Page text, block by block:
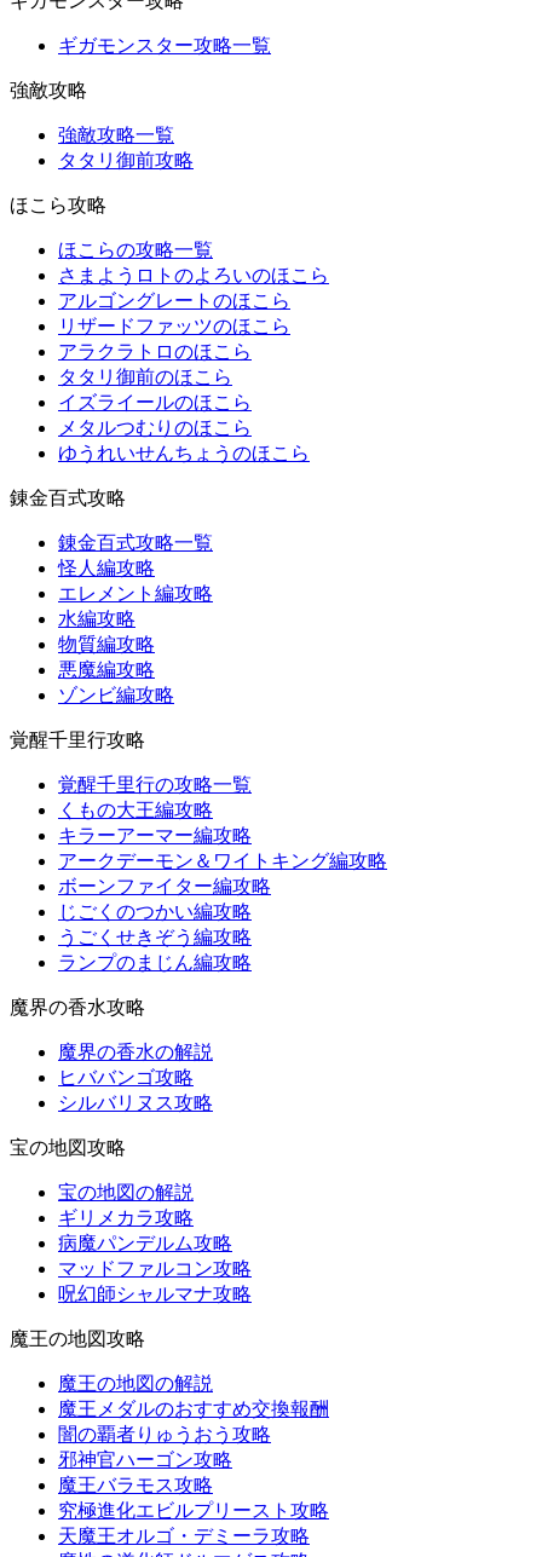
ギガモンスター攻略一覧
強敵攻略
強敵攻略一覧
タタリ御前攻略
ほこら攻略
ほこらの攻略一覧
さまようロトのよろいのほこら
アルゴングレートのほこら
リザードファッツのほこら
アラクラトロのほこら
タタリ御前のほこら
イズライールのほこら
メタルつむりのほこら
ゆうれいせんちょうのほこら
錬金百式攻略
錬金百式攻略一覧
怪人編攻略
エレメント編攻略
水編攻略
物質編攻略
悪魔編攻略
ゾンビ編攻略
覚醒千里行攻略
覚醒千里行の攻略一覧
くもの大王編攻略
キラーアーマー編攻略
アークデーモン＆ワイトキング編攻略
ボーンファイター編攻略
じごくのつかい編攻略
うごくせきぞう編攻略
ランプのまじん編攻略
魔界の香水攻略
魔界の香水の解説
ヒババンゴ攻略
シルバリヌス攻略
宝の地図攻略
宝の地図の解説
ギリメカラ攻略
病魔パンデルム攻略
マッドファルコン攻略
呪幻師シャルマナ攻略
魔王の地図攻略
魔王の地図の解説
魔王メダルのおすすめ交換報酬
闇の覇者りゅうおう攻略
邪神官ハーゴン攻略
魔王バラモス攻略
究極進化エビルプリースト攻略
天魔王オルゴ・デミーラ攻略